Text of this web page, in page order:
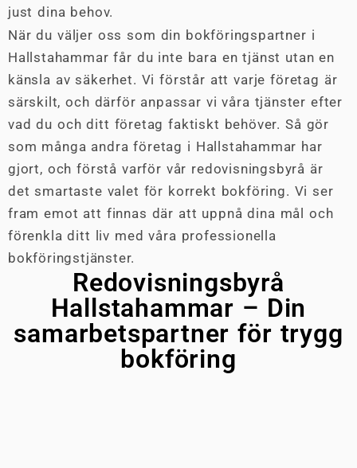
just dina behov.
När du väljer oss som din bokföringspartner i
Hallstahammar får du inte bara en tjänst utan en
känsla av säkerhet. Vi förstår att varje företag är
särskilt, och därför anpassar vi våra tjänster efter
vad du och ditt företag faktiskt behöver. Så gör
som många andra företag i Hallstahammar har
gjort, och förstå varför vår redovisningsbyrå är
det smartaste valet för korrekt bokföring. Vi ser
fram emot att finnas där att uppnå dina mål och
förenkla ditt liv med våra professionella
bokföringstjänster.
Redovisningsbyrå
Hallstahammar – Din
samarbetspartner för trygg
bokföring